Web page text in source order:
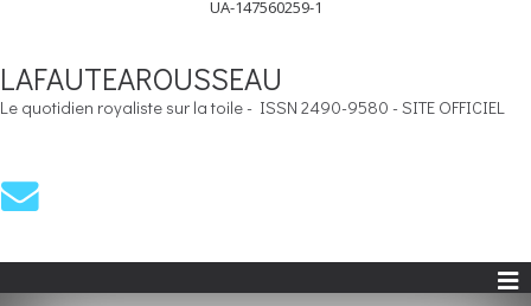
UA-147560259-1
LAFAUTEAROUSSEAU
Le quotidien royaliste sur la toile - ISSN 2490-9580 - SITE OFFICIEL